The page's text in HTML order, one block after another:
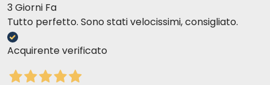
3 Giorni Fa
Tutto perfetto. Sono stati velocissimi, consigliato.
Acquirente verificato